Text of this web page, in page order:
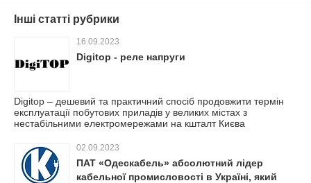
Інші статті рубрики
16.09.2023
Digitop - реле напруги
Digitop – дешевий та практичний спосіб продовжити термін
експлуатації побутових приладів у великих містах з
нестабільними електромережами на кшталт Києва
02.09.2023
ПАТ «Одескабель» абсолютний лідер
кабельної промисловості в Україні, який